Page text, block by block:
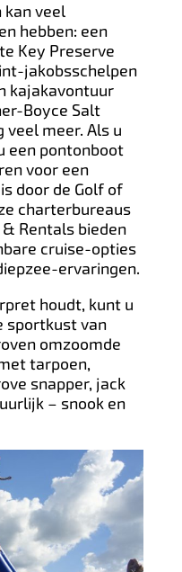
kan veel
hebben: een
Key Preserve
jakobsschelpen
kajakavontuur
Boyce Salt
veel meer. Als u
een pontonboot
voor een
door de Golf of
charterbureaus
Rentals bieden
cruise-opties
ervaringen.
houdt, kunt u
sportkust van
omzoomde
tarpoen,
snapper, jack
– snook en